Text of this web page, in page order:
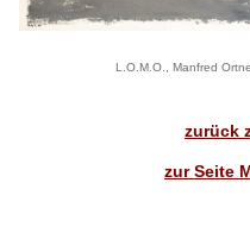
L.O.M.O., Manfred
zurück
zur Seite